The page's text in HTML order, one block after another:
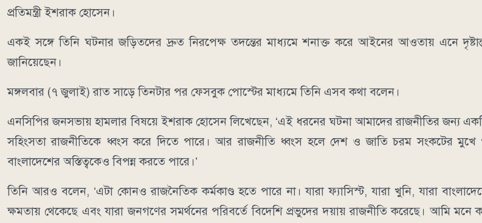
প্রতিমন্ত্রী ইশরাক হোসেন।
একই সঙ্গে তিনি ঘটনার জড়িতদের দ্রুত নিরপেক্ষ তদন্তের মাধ্যমে শনাক্ত করে আইনের আওতায় এনে
জানিয়েছেন।
মঙ্গলবার (৭ জুলাই) রাত সাড়ে তিনটার পর ফেসবুক পোস্টের মাধ্যমে তিনি এসব কথা বলেন।
এনসিপির জনসভায় হামলার বিষয়ে ইশরাক হোসেন লিখেছেন, ‘এই ধরনের ঘটনা আমাদের রাজনীতির জন্য
সহিংসতা রাজনীতিকে ধ্বংস করে দিতে পারে। আর রাজনীতি ধ্বংস হলে দেশ ও জাতি চরম সংকটের মুখে
বাংলাদেশের অস্তিত্বকেও বিপন্ন করতে পারে।’
তিনি আরও বলেন, ‘এটা কোনও রাজনৈতিক কর্মকাণ্ড হতে পারে না। যারা ফ্যাসিস্ট, যারা খুনি, যারা
ক্ষমতায় থেকেছে এবং যারা জনগণের সমর্থনের পরিবর্তে বিদেশি প্রভুদের দয়ায় রাজনীতি করেছে। আমি